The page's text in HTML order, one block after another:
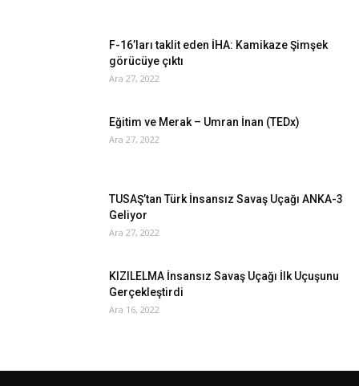
F-16’ları taklit eden İHA: Kamikaze Şimşek
görücüye çıktı
Ara 27, 2022
Eğitim ve Merak – Umran İnan (TEDx)
Ara 27, 2022
TUSAŞ’tan Türk İnsansız Savaş Uçağı ANKA-3
Geliyor
Ara 27, 2022
KIZILELMA İnsansız Savaş Uçağı İlk Uçuşunu
Gerçekleştirdi
Ara 16, 2022